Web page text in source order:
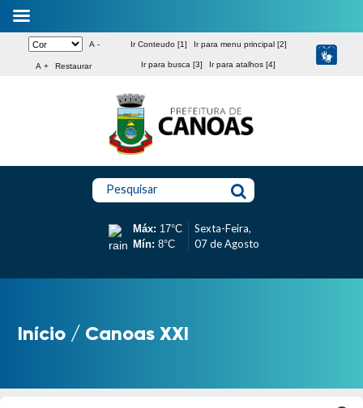
A -
A + Restaurar
Ir Conteudo [1] Ir para menu principal [2]
Ir para busca [3] Ir para atalhos [4]
Pesquisar
Máx: 17°C
Mín: 8°C
Sexta-Feira,
07 de Agosto
Início / Canoas XXI